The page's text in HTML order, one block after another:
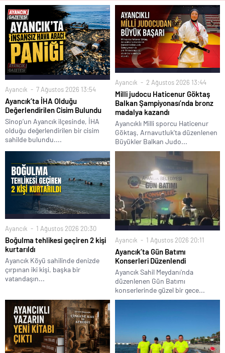
Ayancık 7 Ağustos 2026 13:54
Ayancık’ta İHA Olduğu
Değerlendirilen Cisim Bulundu
Sinop’un Ayancık ilçesinde, İHA
olduğu değerlendirilen bir cisim
sahilde bulundu....
Ayancık 2 Ağustos 2026 13:44
Milli judocu Haticenur Göktaş
Balkan Şampiyonası’nda bronz
madalya kazandı
Ayancıklı Milli sporcu Haticenur
Göktaş, Arnavutluk'ta düzenlenen
Büyükler Balkan Judo...
Ayancık 1 Ağustos 2026 20:30
Boğulma tehlikesi geçiren 2 kişi
kurtarıldı
Ayancık Köyü sahilinde denizde
çırpınan iki kişi, başka bir
vatandaşın...
Ayancık 1 Ağustos 2026 20:11
Ayancık’ta Gün Batımı
Konserleri Düzenlendi
Ayancık Sahil Meydanı'nda
düzenlenen Gün Batımı
konserlerinde güzel bir gece...